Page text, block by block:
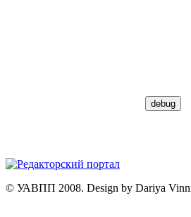
© УАВПП 2008. Design by Dariya